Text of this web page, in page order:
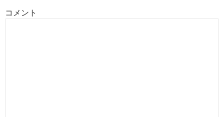
ン
コメント